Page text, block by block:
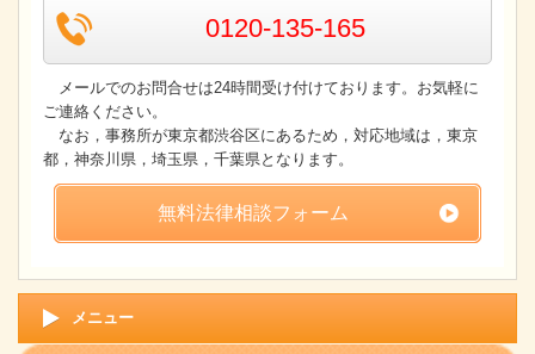
0120-135-165
メールでのお問合せは24時間受け付けております。お気軽に
ご連絡ください。
なお，事務所が東京都渋谷区にあるため，対応地域は，東京
都，神奈川県，埼玉県，千葉県となります。
無料法律相談フォーム
メニュー